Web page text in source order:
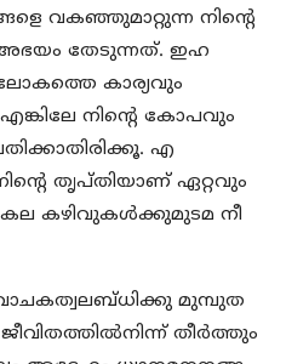
വകഞ്ഞുമാറ്റുന്ന നിന്‍റെ
തേടുന്നത്. ഇഹ
കാര്യവും
നിന്‍റെ കോപവും
എ
തൃപ്തിയാണ് ഏറ്റവും
കഴിവുകള്‍ക്കുമുടമ നീ
മുമ്പുത
തീര്‍ത്തും